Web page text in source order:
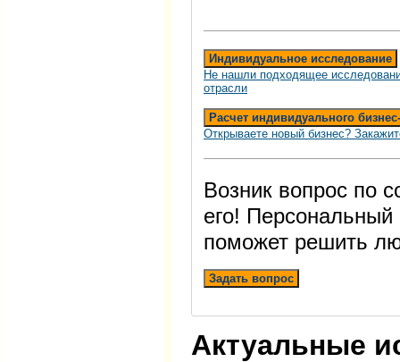
Индивидуальное исследование
Не нашли подходящее
отрасли
Расчет индивидуального
Открываете новый бизнес?
Возник вопрос по
его!
поможет решить
Задать вопрос
Актуальные